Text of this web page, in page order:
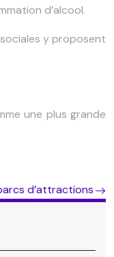
d’alcool.
y proposent
une plus grande
d’attractions